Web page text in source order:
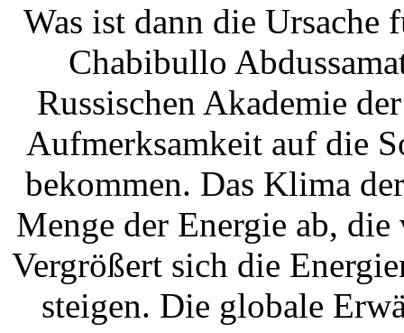
Was ist dann die
Chabibullo
Russischen Akademie
Aufmerksamkeit auf die
bekommen. Das Klima
Menge der Energie ab,
Vergrößert sich die
steigen. Die globale